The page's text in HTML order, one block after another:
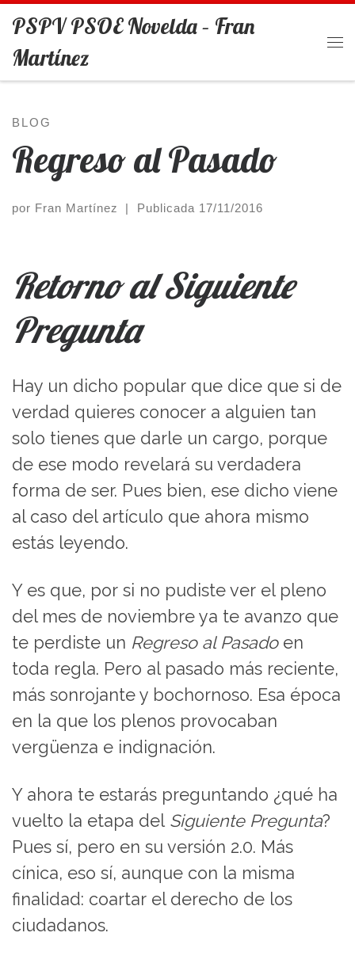
Saltar al contenido
PSPV PSOE Novelda – Fran
Martínez
BLOG
Regreso al Pasado
por Fran Martínez | Publicada 17/11/2016
Retorno al Siguiente
Pregunta
Hay un dicho popular que dice que si de
verdad quieres conocer a alguien tan
solo tienes que darle un cargo, porque
de ese modo revelará su verdadera
forma de ser. Pues bien, ese dicho viene
al caso del artículo que ahora mismo
estás leyendo.
Y es que, por si no pudiste ver el pleno
del mes de noviembre ya te avanzo que
te perdiste un Regreso al Pasadoen
toda regla. Pero al pasado más reciente,
más sonrojante y bochornoso. Esa época
en la que los plenos provocaban
vergüenza e indignación.
Y ahora te estarás preguntando ¿qué ha
vuelto la etapa del Siguiente Pregunta?
Pues sí, pero en su versión 2.0. Más
cínica, eso sí, aunque con la misma
finalidad: coartar el derecho de los
ciudadanos.